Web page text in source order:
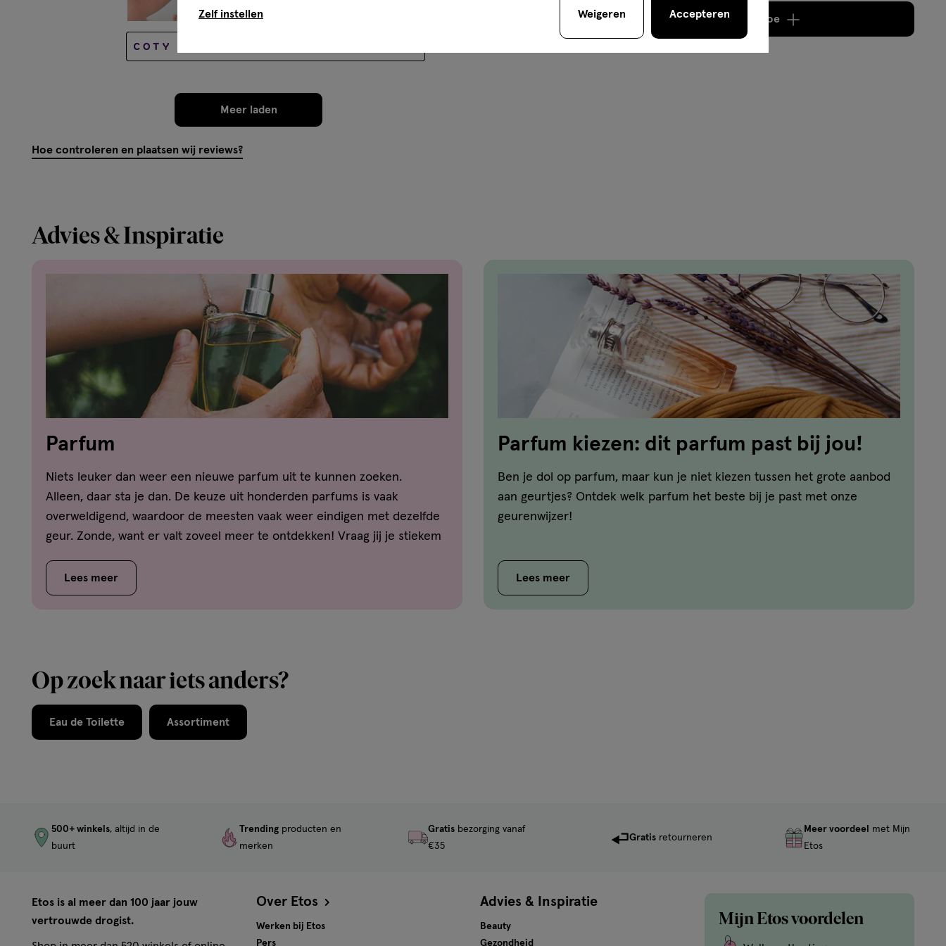
Meer laden
Hoe controleren en plaatsen wij reviews?
Voeg2 producten toe
Advies & Inspiratie
Parfum
Niets leuker dan weer een nieuwe parfum uit te kunnen zoeken.
Alleen, daar sta je dan. De keuze uit honderden parfums is vaak
overweldigend, waardoor de meesten vaak weer eindigen met dezelfde
geur. Zonde, want er valt zoveel meer te ontdekken! Vraag jij je stiekem
toilette en een eau de parfum? Vindt hier het antwoord op jouw vragen
en ontdek welk geurtype jij bent!
Lees meer
Parfum kiezen: dit parfum past bij jou!
Ben je dol op parfum, maar kun je niet kiezen tussen het grote aanbod
aan geurtjes? Ontdek welk parfum het beste bij je past met onze
geurenwijzer!
Lees meer
Op zoek naar iets anders?
Eau de Toilette Assortiment
500+ winkels, altijd in de
buurt
Trending producten en
merken
Gratisbezorging vanaf
€35
Gratis retourneren
Meer voordeel
met Mijn
Etos
Etos is al meer dan 100 jaar jouw
vertrouwde drogist.
Over Etos
Werken bij Etos
Pers
Advies & Inspiratie
Beauty
Gezondheid
Mijn Etos voordelen
Zelf instellen Weigeren Accepteren